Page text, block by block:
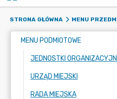
STRONA GŁÓWNA MENU
MENU PODMIOTOWE
JEDNOSTKI
URZĄD MIEJSKI
RADA MIEJSKA